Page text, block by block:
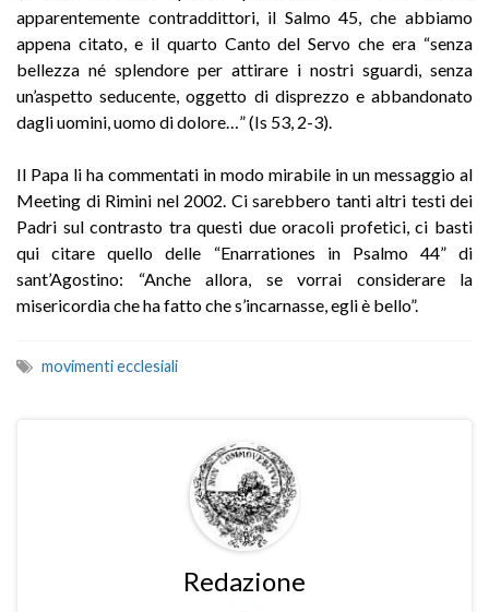
apparentemente contraddittori, il Salmo 45, che abbiamo
appena citato, e il quarto Canto del Servo che era “senza
bellezza né splendore per attirare i nostri sguardi, senza
un’aspetto seducente, oggetto di disprezzo e abbandonato
dagli uomini, uomo di dolore…” (Is 53, 2-3).
Il Papa li ha commentati in modo mirabile in un messaggio al
Meeting di Rimini nel 2002. Ci sarebbero tanti altri testi dei
Padri sul contrasto tra questi due oracoli profetici, ci basti
qui citare quello delle “Enarrationes in Psalmo 44” di
sant’Agostino: “Anche allora, se vorrai considerare la
misericordia che ha fatto che s’incarnasse, egli è bello”.
movimenti ecclesiali
Redazione